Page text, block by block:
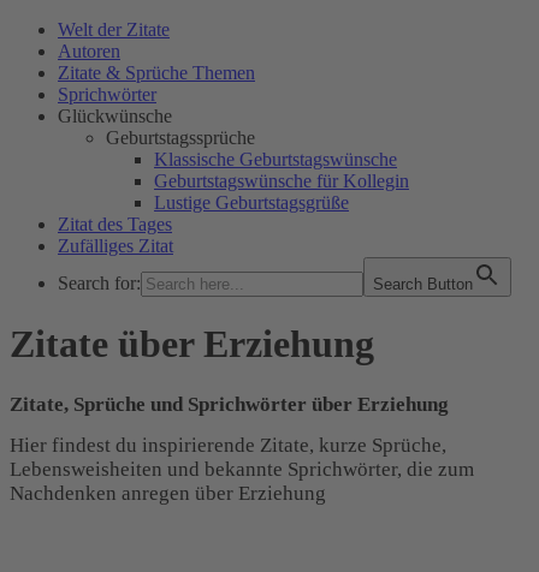
Welt der Zitate
Autoren
Zitate & Sprüche Themen
Sprichwörter
Glückwünsche
Geburtstagssprüche
Klassische Geburtstagswünsche
Geburtstagswünsche für Kollegin
Lustige Geburtstagsgrüße
Zitat des Tages
Zufälliges Zitat
Search for:
Search Button
WELT DER ZITATE
Zitate über Erziehung
Zitate, Sprüche und Sprichwörter über Erziehung
Hier findest du inspirierende Zitate, kurze Sprüche,
Lebensweisheiten und bekannte Sprichwörter, die zum
Nachdenken anregen über Erziehung